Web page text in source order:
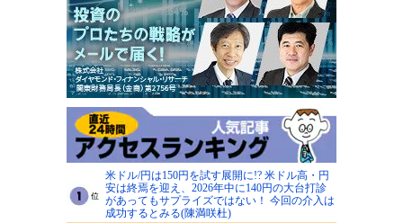
米ドル/円は150円を試す展開に!? 米ドル高・円
安は終焉を迎え、2026年中に140円の大台打診
があってもサプライズではない！ 今回の介入は
成功するとみる(陳満咲杜)